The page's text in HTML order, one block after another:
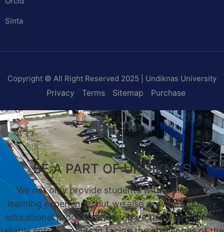
Sinta
Copyright © All Right Reserved 2025 | Undiknas University
Privacy Terms Sitemap Purchase
BE A PART OF UNDIKNAS
We not only provide students with a pleasant
learning experience, but we also provide a quality
educational process, and prepare them to become